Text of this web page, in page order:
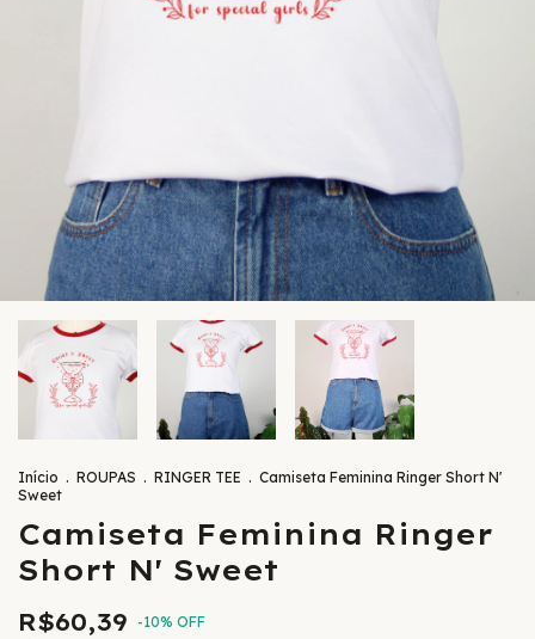
Início . ROUPAS . RINGER TEE . Camiseta Feminina Ringer Short N'
Sweet
Camiseta Feminina Ringer
Short N' Sweet
R$60,39 -10% OFF